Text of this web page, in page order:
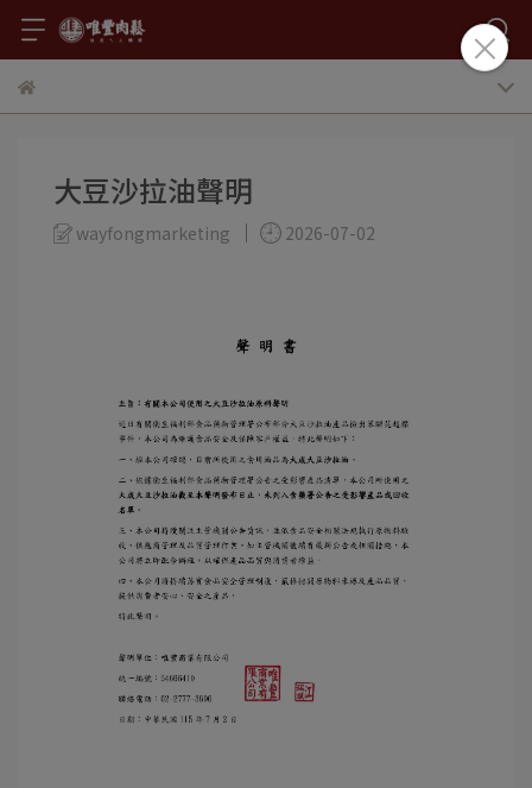
大豆沙拉油聲明
wayfongmarketing 2026-07-02